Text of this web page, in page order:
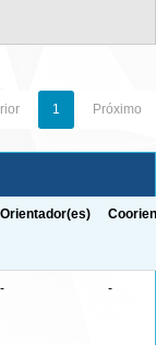
1 Próximo
Orientador(es)
- -